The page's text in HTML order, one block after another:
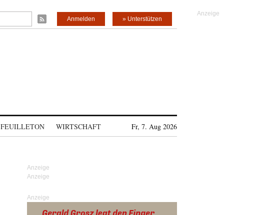
» Unterstützen
Anmelden
FEUILLETON WIRTSCHAFT Fr, 7. Aug 2026
Anzeige